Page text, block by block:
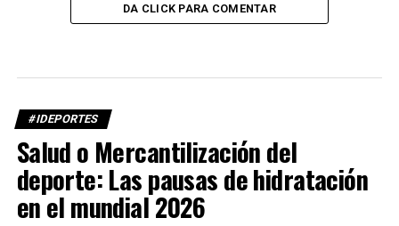
DA CLICK PARA COMENTAR
#IDEPORTES
Salud o Mercantilización del
deporte: Las pausas de hidratación
en el mundial 2026